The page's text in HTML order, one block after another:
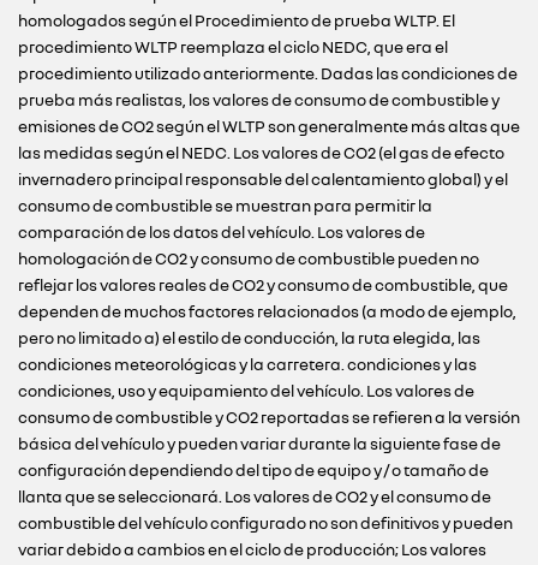
homologados según el Procedimiento de prueba WLTP. El
procedimiento WLTP reemplaza el ciclo NEDC, que era el
procedimiento utilizado anteriormente. Dadas las condiciones de
prueba más realistas, los valores de consumo de combustible y
emisiones de CO2 según el WLTP son generalmente más altas que
las medidas según el NEDC. Los valores de CO2 (el gas de efecto
invernadero principal responsable del calentamiento global) y el
consumo de combustible se muestran para permitir la
comparación de los datos del vehículo. Los valores de
homologación de CO2 y consumo de combustible pueden no
reflejar los valores reales de CO2 y consumo de combustible, que
dependen de muchos factores relacionados (a modo de ejemplo,
pero no limitado a) el estilo de conducción, la ruta elegida, las
condiciones meteorológicas y la carretera. condiciones y las
condiciones, uso y equipamiento del vehículo. Los valores de
consumo de combustible y CO2 reportadas se refieren a la versión
básica del vehículo y pueden variar durante la siguiente fase de
configuración dependiendo del tipo de equipo y / o tamaño de
llanta que se seleccionará. Los valores de CO2 y el consumo de
combustible del vehículo configurado no son definitivos y pueden
variar debido a cambios en el ciclo de producción; Los valores